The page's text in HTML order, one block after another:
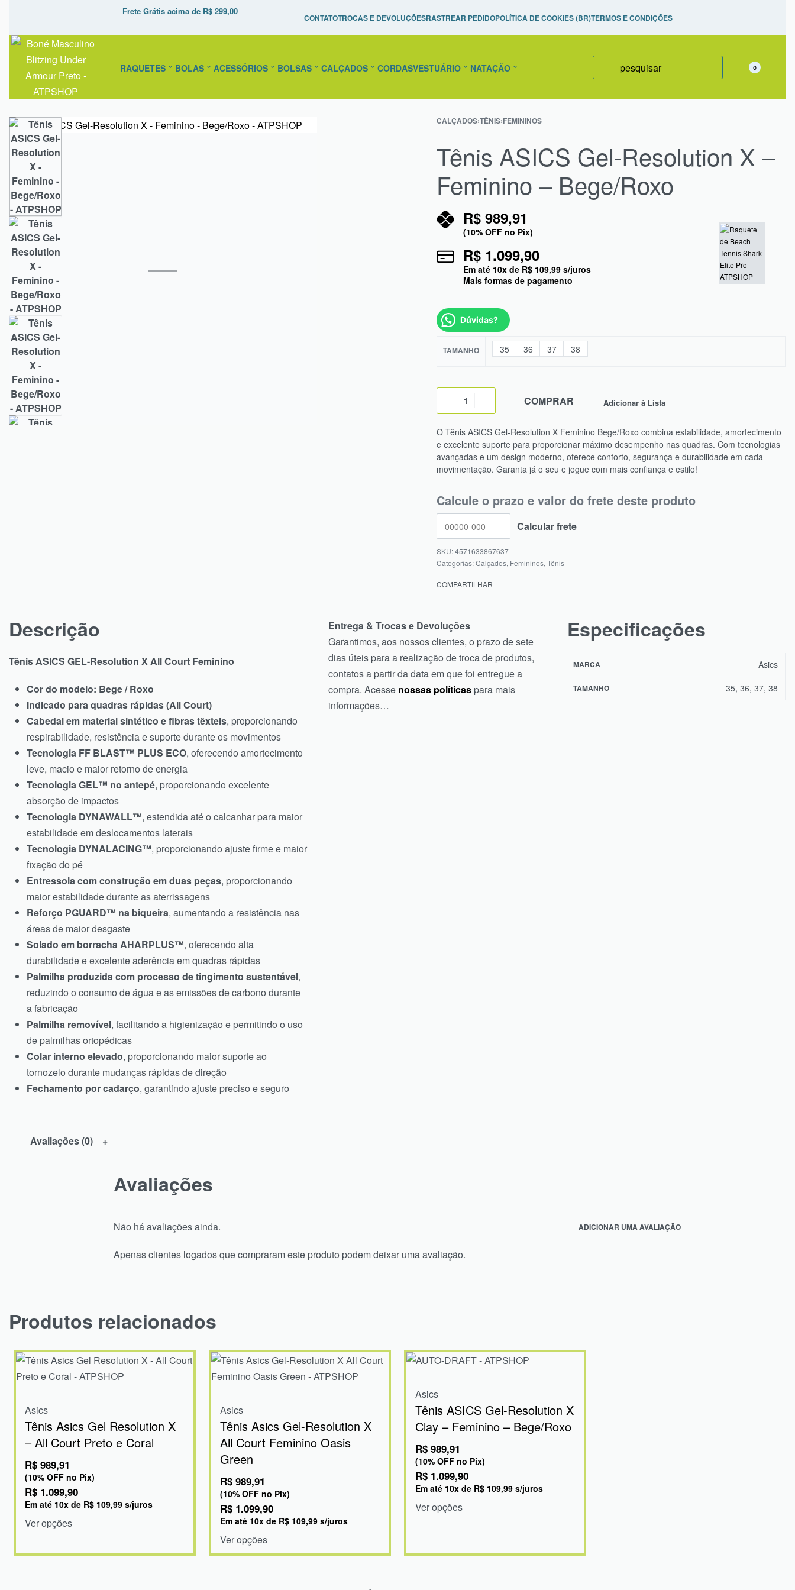
Frete Grátis acima de R$ 299,00
confira!
CONTATOTROCAS E DEVOLUÇÕESRASTREAR PEDIDOPOLÍTICA DE COOKIES (BR)TERMOS E CONDIÇÕES
RAQUETES BOLAS ACESSÓRIOS BOLSAS CALÇADOS CORDASVESTUÁRIO NATAÇÃO 0
CALÇADOS›TÊNIS›FEMININOS
Tênis ASICS Gel-Resolution X –
Feminino – Bege/Roxo
R$989,91
(10% OFF no Pix)
R$1.099,90
Em até 10x de R$109,99s/juros
Mais formas de pagamento
Dúvidas?
TAMANHO 35 36 37 38
COMPRAR Adicionar à Lista
O Tênis ASICS Gel-Resolution X Feminino Bege/Roxo combina estabilidade, amortecimento
e excelente suporte para proporcionar máximo desempenho nas quadras. Com tecnologias
avançadas e um design moderno, oferece conforto, segurança e durabilidade em cada
movimentação. Garanta já o seu e jogue com mais confiança e estilo!
Calcule o prazo e valor do frete deste produto
4571633867637
Categorias:Calçados, Femininos, Tênis
COMPARTILHAR
Descrição
Tênis ASICS GEL-Resolution X All Court Feminino
Cor do modelo: Bege / Roxo
Indicado para quadras rápidas (All Court)
Cabedal em material sintético e fibras têxteis, proporcionando
respirabilidade, resistência e suporte durante os movimentos
Tecnologia FF BLAST™ PLUS ECO, oferecendo amortecimento
leve, macio e maior retorno de energia
Tecnologia GEL™ no antepé, proporcionando excelente
absorção de impactos
Tecnologia DYNAWALL™, estendida até o calcanhar para maior
estabilidade em deslocamentos laterais
Tecnologia DYNALACING™, proporcionando ajuste firme e maior
fixação do pé
Entressola com construção em duas peças, proporcionando
maior estabilidade durante as aterrissagens
Reforço PGUARD™ na biqueira, aumentando a resistência nas
áreas de maior desgaste
Solado em borracha AHARPLUS™, oferecendo alta
durabilidade e excelente aderência em quadras rápidas
Palmilha produzida com processo de tingimento sustentável,
reduzindo o consumo de água e as emissões de carbono durante
a fabricação
Palmilha removível, facilitando a higienização e permitindo o uso
de palmilhas ortopédicas
Colar interno elevado, proporcionando maior suporte ao
tornozelo durante mudanças rápidas de direção
Fechamento por cadarço, garantindo ajuste preciso e seguro
Entrega & Trocas e Devoluções
Garantimos, aos nossos clientes, o prazo de sete
dias úteis para a realização de troca de produtos,
contatos a partir da data em que foi entregue a
compra. Acesse nossas políticaspara mais
informações…
Especificações
MARCA Asics
TAMANHO 35, 36, 37, 38
Avaliações (0)
Avaliações
Não há avaliações ainda. ADICIONAR UMA AVALIAÇÃO
Apenas clientes logados que compraram este produto podem deixar uma avaliação.
Produtos relacionados
Asics
Tênis Asics Gel Resolution X
– All Court Preto e Coral
R$ 989,91
(10% OFF no Pix)
R$ 1.099,90
Em até 10x de R$ 109,99 s/juros
Ver opções
Asics
Tênis Asics Gel-Resolution X
All Court Feminino Oasis
Green
R$ 989,91
(10% OFF no Pix)
R$ 1.099,90
Em até 10x de R$ 109,99 s/juros
Ver opções
Asics
Tênis ASICS Gel-Resolution X
Clay – Feminino – Bege/Roxo
R$ 989,91
(10% OFF no Pix)
R$ 1.099,90
Em até 10x de R$ 109,99 s/juros
Ver opções